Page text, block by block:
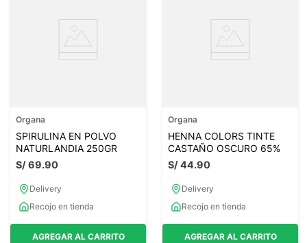
Organa
SPIRULINA EN POLVO
NATURLANDIA 250GR
S/69.90
Delivery
Recojo en tienda
AGREGAR AL CARRITO
Organa
HENNA COLORS TINTE
CASTAÑO OSCURO 65%
S/44.90
Delivery
Recojo en tienda
AGREGAR AL CARRITO